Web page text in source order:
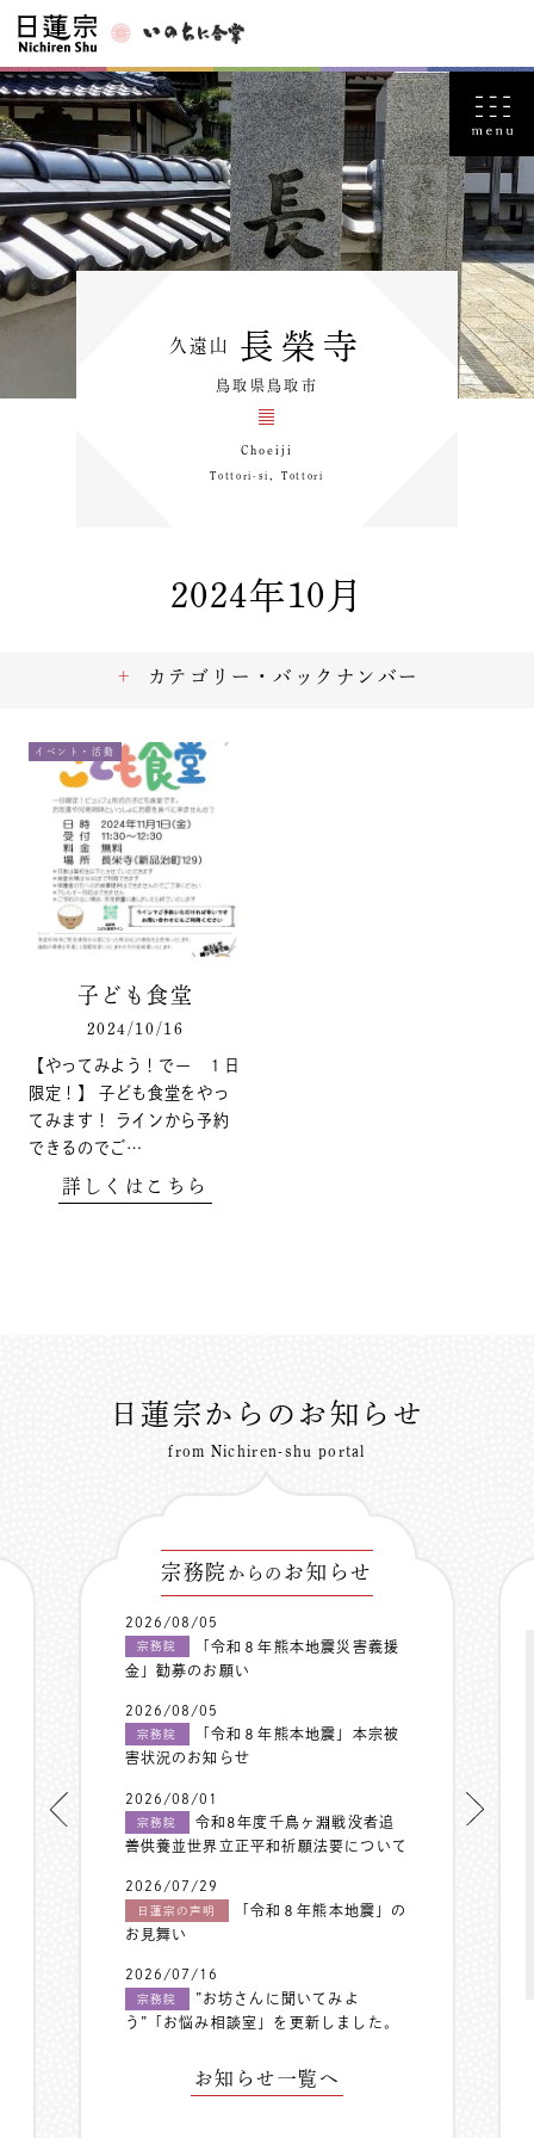
久遠山 長榮寺
鳥取県鳥取市
Choeiji
Tottori-si，Tottori
2024年10月
イベント・活動
子ども食堂
2024/10/16
【やってみよう！でー １日
限定！】 子ども食堂をやっ
てみます！ ラインから予約
できるのでご…
詳しくはこちら
カテゴリー・バックナンバー
日蓮宗からのお知らせ
from Nichiren-shu portal
宗務院 からの お知らせ
2026/08/05
宗務院
「令和８年熊本地震災害義援
金」勧募のお願い
2026/08/05
宗務院
「令和８年熊本地震」本宗被
害状況のお知らせ
2026/08/01
宗務院
令和8年度千鳥ヶ淵戦没者追
善供養並世界立正平和祈願法要について
2026/07/29
日蓮宗の声明
「令和８年熊本地震」の
お見舞い
2026/07/16
宗務院
”お坊さんに聞いてみよ
う”「お悩み相談室」を更新しました。
お知らせ一覧へ